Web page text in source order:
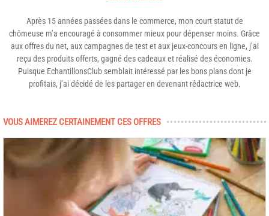
Après 15 années passées dans le commerce, mon court statut de
chômeuse m’a encouragé à consommer mieux pour dépenser moins. Grâce
aux offres du net, aux campagnes de test et aux jeux-concours en ligne, j’ai
reçu des produits offerts, gagné des cadeaux et réalisé des économies.
Puisque EchantillonsClub semblait intéressé par les bons plans dont je
profitais, j’ai décidé de les partager en devenant rédactrice web.
VOUS AIMEREZ CERTAINEMENT CES OFFRES